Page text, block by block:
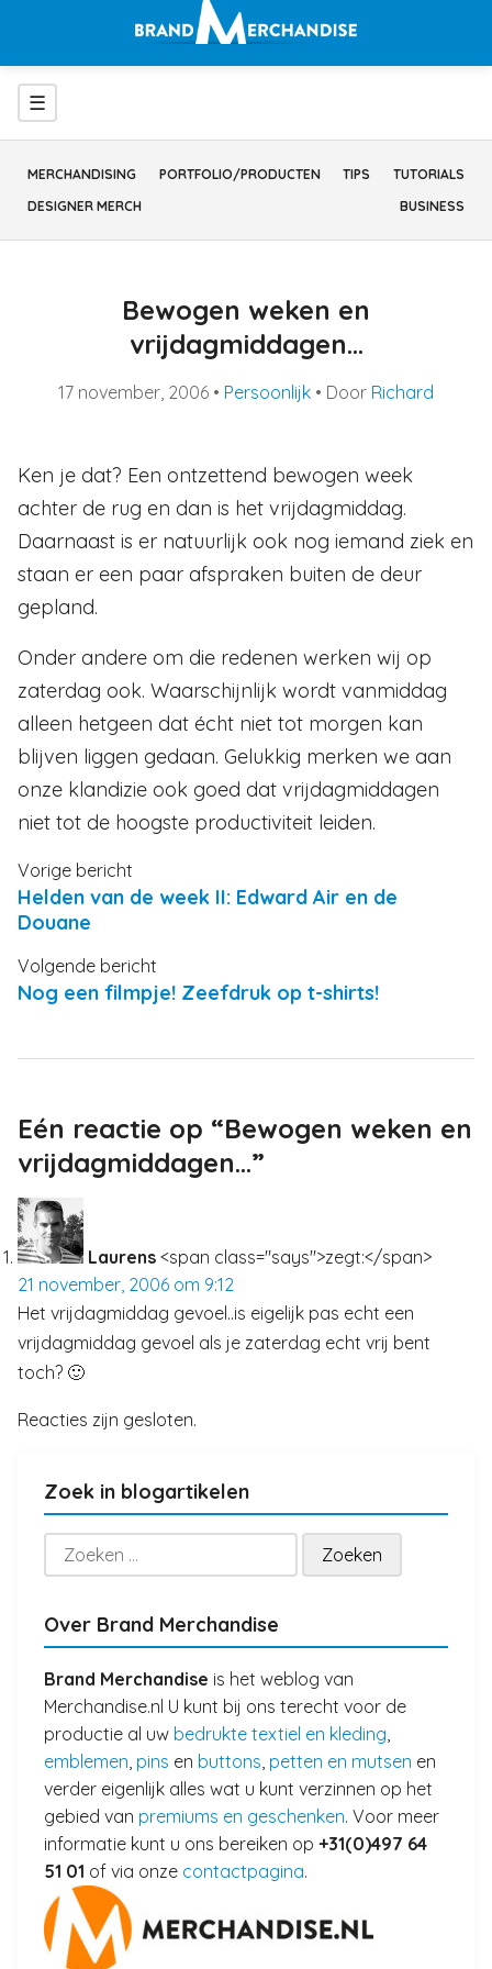
inhoud
Menu
☰
MERCHANDISING PORTFOLIO/PRODUCTEN TIPS
TUTORIALS
DESIGNER MERCH
BUSINESS
Bewogen weken en
vrijdagmiddagen…
17 november, 2006 • Persoonlijk • Door Richard
Ken je dat? Een ontzettend bewogen week
achter de rug en dan is het vrijdagmiddag.
Daarnaast is er natuurlijk ook nog iemand ziek en
staan er een paar afspraken buiten de deur
gepland.
Onder andere om die redenen werken wij op
zaterdag ook. Waarschijnlijk wordt vanmiddag
alleen hetgeen dat écht niet tot morgen kan
blijven liggen gedaan. Gelukkig merken we aan
onze klandizie ook goed dat vrijdagmiddagen
niet tot de hoogste productiviteit leiden.
Vorige bericht
Helden van de week II: Edward Air en de
Douane
Volgende bericht
Nog een filmpje! Zeefdruk op t-shirts!
Eén reactie op “Bewogen weken en
vrijdagmiddagen…”
Laurens <span class="says">zegt:</span>
21 november, 2006 om 9:12
Het vrijdagmiddag gevoel..is eigelijk pas echt een
vrijdagmiddag gevoel als je zaterdag echt vrij bent
toch? 🙂
Reacties zijn gesloten.
Zoek in blogartikelen
Zoeken
naar:
Over Brand Merchandise
Brand Merchandise is het weblog van
Merchandise.nl U kunt bij ons terecht voor de
productie al uw bedrukte textiel en kleding,
emblemen, pins en buttons, petten en mutsen en
verder eigenlijk alles wat u kunt verzinnen op het
gebied van premiums en geschenken. Voor meer
informatie kunt u ons bereiken op +31(0)497 64
51 01 of via onze contactpagina.